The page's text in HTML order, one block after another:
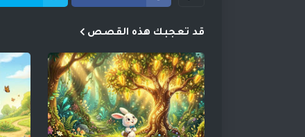
قد تعجبك هذه القصص